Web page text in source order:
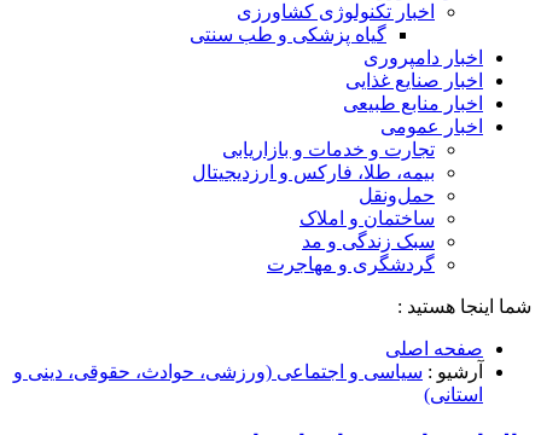
اخبار تکنولوژی کشاورزی
گیاه پزشکی و طب سنتی
اخبار دامپروری
اخبار صنایع غذایی
اخبار منابع طبیعی
اخبار عمومی
تجارت و خدمات و بازاریابی
بیمه، طلا، فارکس و ارزدیجیتال
حمل‌و‌نقل
ساختمان و املاک
سبک زندگی و مد
گردشگری و مهاجرت
شما اینجا هستید :
صفحه اصلی
آرشیو : سیاسی و اجتماعی (ورزشی، حوادث، حقوقی، دینی و
استانی)